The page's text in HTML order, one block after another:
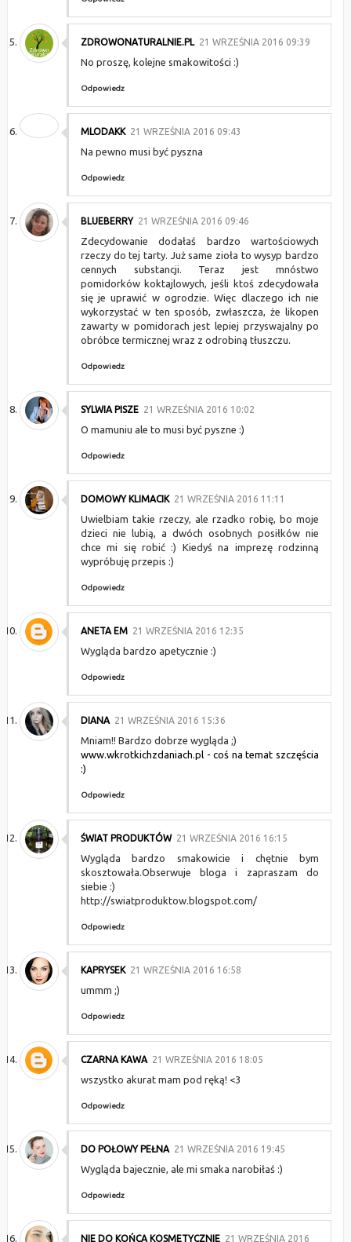
ZDROWONATURALNIE.PL 21 WRZEŚNIA 2016 09:39
No proszę, kolejne smakowitości :)
Odpowiedz
MLODAKK 21 WRZEŚNIA 2016 09:43
Na pewno musi być pyszna
Odpowiedz
BLUEBERRY 21 WRZEŚNIA 2016 09:46
Zdecydowanie dodałaś bardzo wartościowych
rzeczy do tej tarty. Już same zioła to wysyp bardzo
cennych substancji. Teraz jest mnóstwo
pomidorków koktajlowych, jeśli ktoś zdecydowała
się je uprawić w ogrodzie. Więc dlaczego ich nie
wykorzystać w ten sposób, zwłaszcza, że likopen
zawarty w pomidorach jest lepiej przyswajalny po
obróbce termicznej wraz z odrobiną tłuszczu.
Odpowiedz
SYLWIA PISZE 21 WRZEŚNIA 2016 10:02
O mamuniu ale to musi być pyszne :)
Odpowiedz
DOMOWY KLIMACIK 21 WRZEŚNIA 2016 11:11
Uwielbiam takie rzeczy, ale rzadko robię, bo moje
dzieci nie lubią, a dwóch osobnych posiłków nie
chce mi się robić :) Kiedyś na imprezę rodzinną
wypróbuję przepis :)
Odpowiedz
ANETA EM 21 WRZEŚNIA 2016 12:35
Wygląda bardzo apetycznie :)
Odpowiedz
DIANA 21 WRZEŚNIA 2016 15:36
Mniam!! Bardzo dobrze wygląda ;)
www.wkrotkichzdaniach.pl - coś na temat szczęścia
:)
Odpowiedz
ŚWIAT PRODUKTÓW 21 WRZEŚNIA 2016 16:15
Wygląda bardzo smakowicie i chętnie bym
skosztowała.Obserwuje bloga i zapraszam do
siebie :)
http://swiatproduktow.blogspot.com/
Odpowiedz
KAPRYSEK 21 WRZEŚNIA 2016 16:58
ummm ;)
Odpowiedz
CZARNA KAWA 21 WRZEŚNIA 2016 18:05
wszystko akurat mam pod ręką! <3
Odpowiedz
DO POŁOWY PEŁNA 21 WRZEŚNIA 2016 19:45
Wygląda bajecznie, ale mi smaka narobiłaś :)
Odpowiedz
NIE DO KOŃCA KOSMETYCZNIE 21 WRZEŚNIA 2016